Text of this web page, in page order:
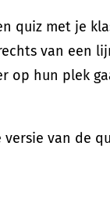
quiz met je
van een
op hun plek
van de